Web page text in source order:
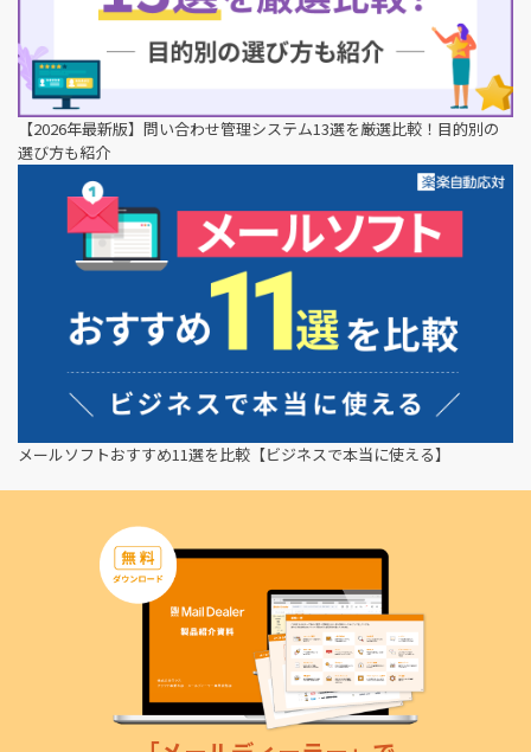
【2026年最新版】問い合わせ管理システム13選を厳選比較！目的別の
選び方も紹介
メールソフトおすすめ11選を比較【ビジネスで本当に使える】